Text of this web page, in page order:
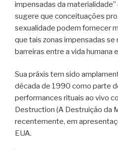
impensadas da
sugere que conceituações
sexualidade podem fornecer
que tais zonas impensadas
barreiras entre a vida humana
Sua práxis tem sido
década de 1990 como parte
performances rituais ao vivo
Destruction (A Destruição da
recentemente, em
EUA.